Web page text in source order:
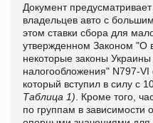
Документ
владельцев авто с
этом ставки сбора для
утвержденном Законом "О
некоторые законы
налогообложения" N797-VІ
который вступил в силу с
Таблица 1) . Кроме того,
по группам в зависимости